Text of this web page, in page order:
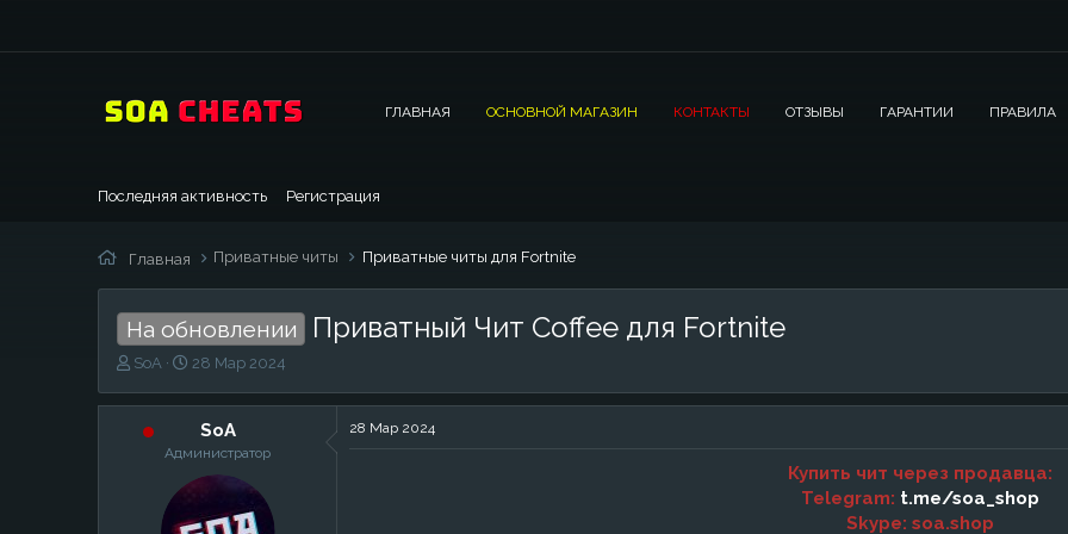
ГЛАВНАЯ ОСНОВНОЙ МАГАЗИН КОНТАКТЫ ОТЗЫВЫ ГАРАНТИИ ПРАВИЛА
Последняя активность Регистрация
Главная Приватные читы Приватные читы для Fortnite
На обновлении Приватный Чит Coffee для Fortnite
А
т
SoA
Д
т
н
ч
28 Мар 2024
SoA
Администратор
28 Мар 2024
Купить чит через продавца:
Telegram: t.me/soa_shop
Skype: soa.shop